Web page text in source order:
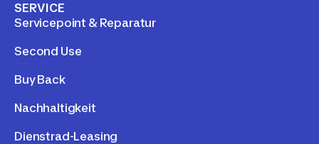
SERVICE
Servicepoint & Reparatur
Second Use
Buy Back
Nachhaltigkeit
Dienstrad-Leasing